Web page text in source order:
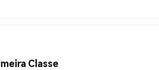
Classe